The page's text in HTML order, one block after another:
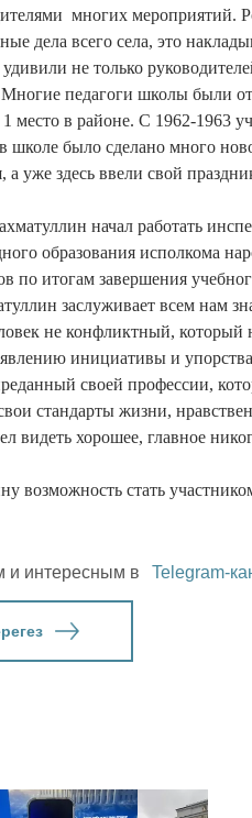
многих мероприятий.
дела всего села, это
не только
педагоги школы были
в районе. С 1962-1963
школе было сделано много
а уже здесь ввели свой
начал работать
образования исполкома
по итогам завершения
заслуживает всем нам
не конфликтный, который
инициативы и
своей профессии,
стандарты жизни,
видеть хорошее, главное
возможность стать
интересным в Telegram-